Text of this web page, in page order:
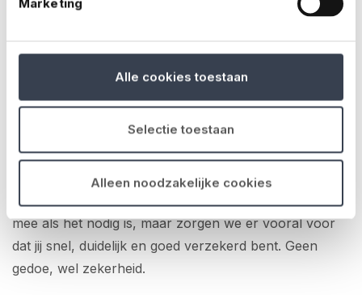
Alle cookies toestaan
Selectie toestaan
Alleen noodzakelijke cookies
Waarom No Risk?
Wij doen niets anders dan evenementenverzekeringen.
We kennen de risico’s, snappen de dynamiek van een
eventdag en weten hoe belangrijk het is dat alles
soepel loopt. Als partner voor
evenementenverzekeringen denken we niet alleen
mee als het nodig is, maar zorgen we er vooral voor
dat jij snel, duidelijk en goed verzekerd bent. Geen
gedoe, wel zekerheid.